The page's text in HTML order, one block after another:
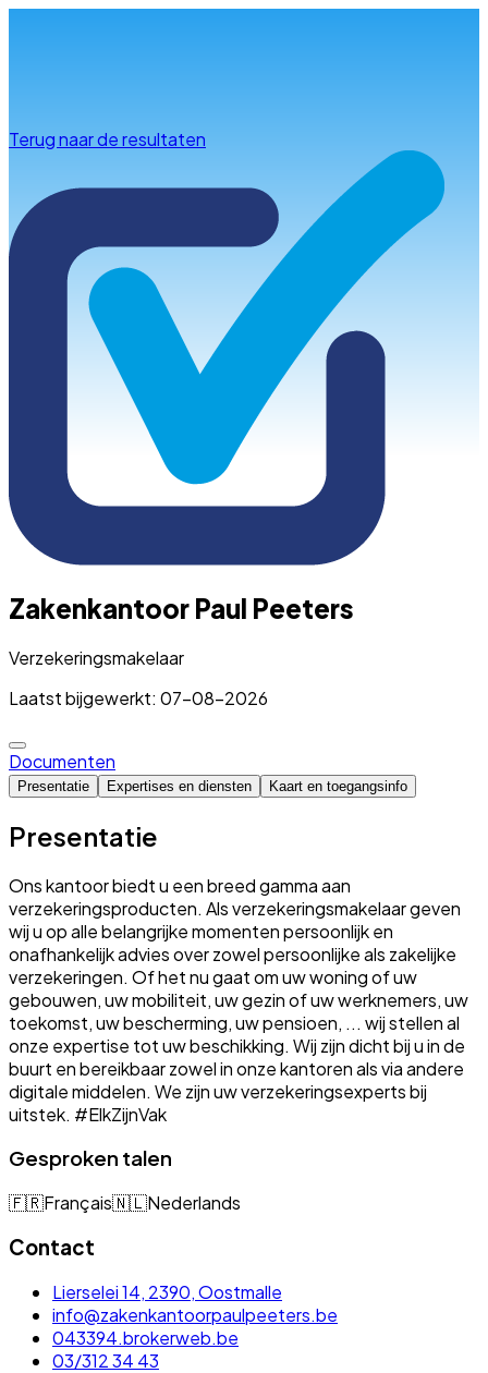
Terug naar de resultaten
Zakenkantoor Paul Peeters
Verzekeringsmakelaar
Laatst bijgewerkt: 07-08-2026
Documenten
Presentatie Expertises en diensten Kaart en toegangsinfo
Presentatie
Ons kantoor biedt u een breed gamma aan
verzekeringsproducten. Als verzekeringsmakelaar geven
wij u op alle belangrijke momenten persoonlijk en
onafhankelijk advies over zowel persoonlijke als zakelijke
verzekeringen. Of het nu gaat om uw woning of uw
gebouwen, uw mobiliteit, uw gezin of uw werknemers, uw
toekomst, uw bescherming, uw pensioen, ... wij stellen al
onze expertise tot uw beschikking. Wij zijn dicht bij u in de
buurt en bereikbaar zowel in onze kantoren als via andere
digitale middelen. We zijn uw verzekeringsexperts bij
uitstek. #ElkZijnVak
Gesproken talen
🇫🇷Français🇳🇱Nederlands
Contact
Lierselei 14, 2390, Oostmalle
info@zakenkantoorpaulpeeters.be
043394.brokerweb.be
03/312 34 43